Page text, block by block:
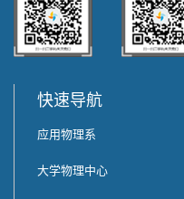
快速导航
应用物理系
大学物理中心